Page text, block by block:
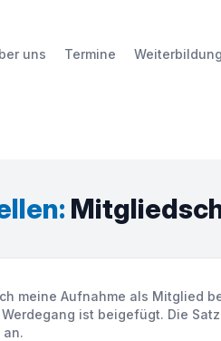
uns Termine Weiterbildung
meine Aufnahme als Mitglied
ist beigefügt. Die
an.